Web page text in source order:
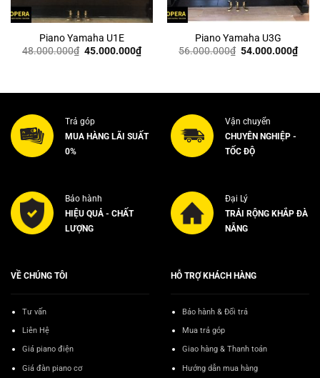
Piano Yamaha U1E
48.000.000₫ Giá
45.000.000₫Giá
hiện
Piano Yamaha U3G
56.000.000₫ Giá
54.000.000₫Giá
hiện
Trả góp
MUA HÀNG LÃI SUẤT
0%
Vận chuyển
CHUYÊN NGHIỆP -
TỐC ĐỘ
Bảo hành
HIỆU QUẢ - CHẤT
LƯỢNG
Đại Lý
TRẢI RỘNG KHẮP ĐÀ
NẴNG
VỀ CHÚNG TÔI
Tư vấn
Liên Hệ
Giá piano điện
Giá đàn piano cơ
HỖ TRỢ KHÁCH HÀNG
Bảo hành & Đổi trả
Mua trả góp
Giao hàng & Thanh toán
Hướng dẫn mua hàng